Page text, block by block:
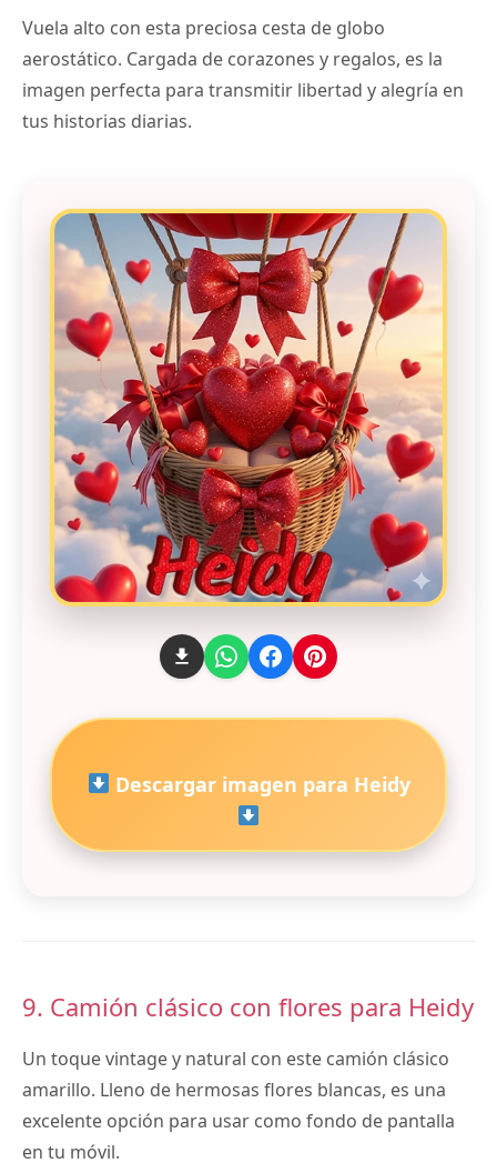
Vuela alto con esta preciosa cesta de globo
aerostático. Cargada de corazones y regalos, es la
imagen perfecta para transmitir libertad y alegría en
tus historias diarias.
Descargar imagen para Heidy
9. Camión clásico con flores para Heidy
Un toque vintage y natural con este camión clásico
amarillo. Lleno de hermosas flores blancas, es una
excelente opción para usar como fondo de pantalla
en tu móvil.